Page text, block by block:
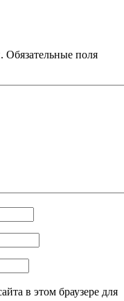
Обязательные поля
в этом браузере для